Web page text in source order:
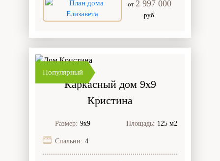
от 2 997 000
руб.
Популярный
Каркасный дом 9х9
Кристина
Размер: 9х9 Площадь: 125 м2
Спальни: 4